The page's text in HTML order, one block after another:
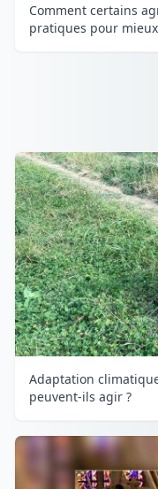
Comment certains
pratiques pour
Adaptation
peuvent-ils agir ?